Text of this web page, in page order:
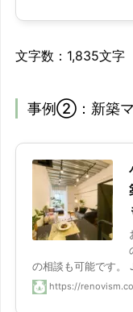
文字数：1,835文字
事例②：新築
の相談も可能です。
https://